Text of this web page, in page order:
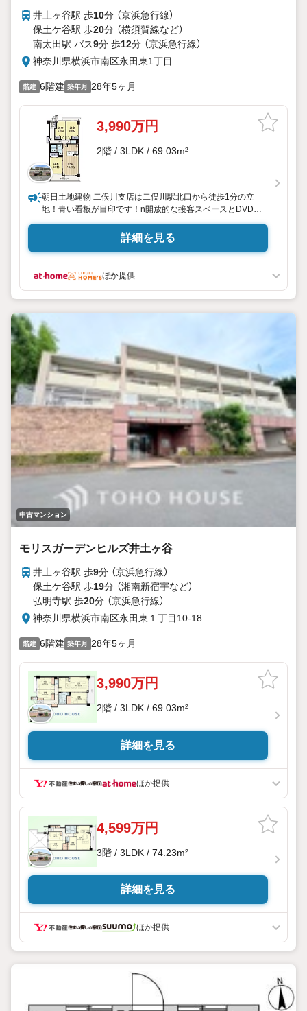
井土ヶ谷駅 歩10分 （京浜急行線）
保土ケ谷駅 歩20分 （横須賀線など）
南太田駅 バス9分 歩12分 （京浜急行線）
神奈川県横浜市南区永田東1丁目
階建 6階建 築年月 28年5ヶ月
3,990万円
2階 / 3LDK / 69.03m²
朝日土地建物 二俣川支店は二俣川駅北口から徒歩1分の立
地！青い看板が目印です！n開放的な接客スペースとDVDや
遊び道具が揃ったキッズコーナーやおむつ交換台も完備！お
子様連れでも安心です。 nお車の際には近隣に無料提携駐車
場もございます。nご来場の際は、事前にご予約をお願いし
ます。n「見学予約する」ボタンよりご予約頂くとスムーズで
す♪
詳細を見る
ほか提供
中古マンション
モリスガーデンヒルズ井土ヶ谷
井土ヶ谷駅 歩9分 （京浜急行線）
保土ケ谷駅 歩19分 （湘南新宿宇など）
弘明寺駅 歩20分 （京浜急行線）
神奈川県横浜市南区永田東１丁目10-18
階建 6階建 築年月 28年5ヶ月
3,990万円
2階 / 3LDK / 69.03m²
詳細を見る
ほか提供
4,599万円
3階 / 3LDK / 74.23m²
詳細を見る
ほか提供